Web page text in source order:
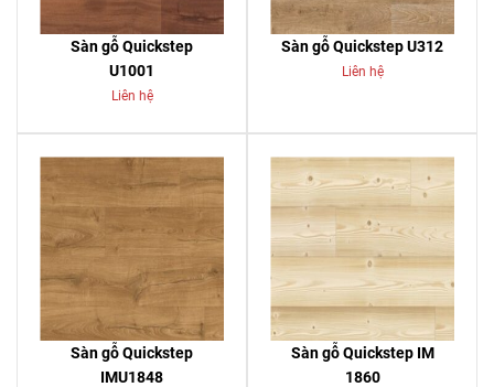
Sàn gỗ Quickstep
U1001
Liên hệ
Sàn gỗ Quickstep U312
Liên hệ
Sàn gỗ Quickstep
IMU1848
Sàn gỗ Quickstep IM
1860